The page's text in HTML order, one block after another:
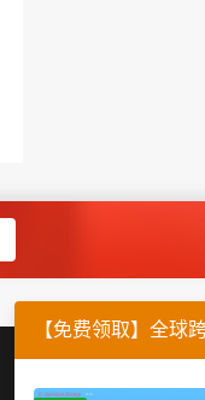
【免费领取】全球